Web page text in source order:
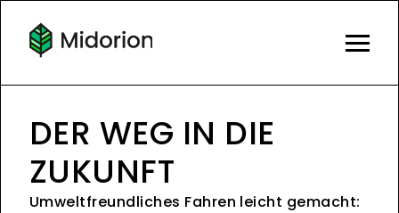
DER WEG IN DIE
ZUKUNFT
Umweltfreundliches Fahren leicht gemacht: